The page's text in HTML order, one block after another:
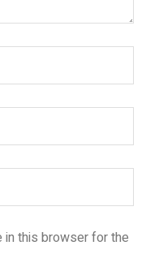
in this browser for the